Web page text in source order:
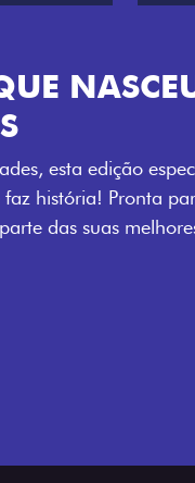
exclusiva do
e a soleira
escurecidos,
preto brilhante